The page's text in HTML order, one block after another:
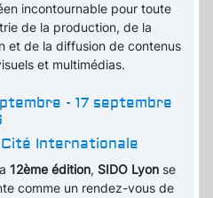
incontournable pour toute
de la production, de la
et de la diffusion de contenus
et multimédias.
- 17 septembre
Cité Internationale
12ème édition, SIDO Lyon se
comme un rendez-vous de